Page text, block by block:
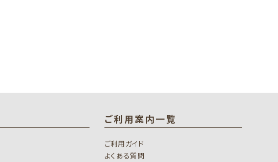
ご利用案内一覧
ご利用ガイド
よくある質問